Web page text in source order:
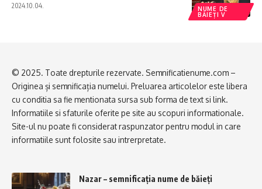
NUME DE
BĂIEȚI V
2024.10.04.
© 2025. Toate drepturile rezervate. Semnificatienume.com –
Originea și semnificația numelui. Preluarea articolelor este libera
cu conditia sa fie mentionata sursa sub forma de text si link.
Informatiile si sfaturile oferite pe site au scopuri informationale.
Site-ul nu poate fi considerat raspunzator pentru modul in care
informatiile sunt folosite sau intrerpretate.
Nazar – semnificația nume de băieți